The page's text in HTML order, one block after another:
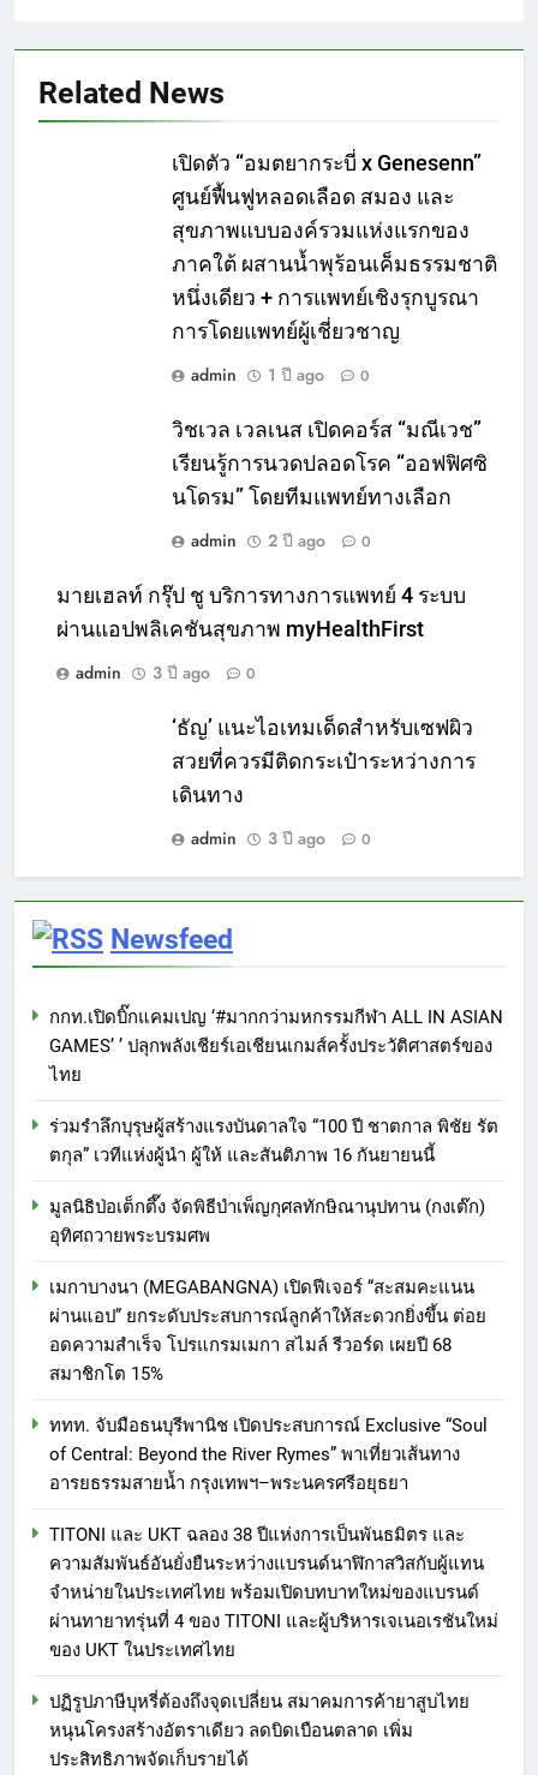
Related News
เปิดตัว “อมตยากระบี่ x Genesenn”
ศูนย์ฟื้นฟูหลอดเลือด สมอง และ
สุขภาพแบบองค์รวมแห่งแรกของ
ภาคใต้ ผสานน้ำพุร้อนเค็มธรรมชาติ
หนึ่งเดียว + การแพทย์เชิงรุกบูรณา
การโดยแพทย์ผู้เชี่ยวชาญ
admin
1 ปี ago 0
วิชเวล เวลเนส เปิดคอร์ส “มณีเวช”
เรียนรู้การนวดปลอดโรค “ออฟฟิศซิ
นโดรม” โดยทีมแพทย์ทางเลือก
admin
2 ปี ago 0
มายเฮลท์ กรุ๊ป ชู บริการทางการแพทย์ 4 ระบบ
ผ่านแอปพลิเคชันสุขภาพ myHealthFirst
admin
3 ปี ago 0
‘ธัญ’ แนะไอเทมเด็ดสำหรับเซฟผิว
สวยที่ควรมีติดกระเป๋าระหว่างการ
เดินทาง
admin
3 ปี ago 0
Newsfeed
กกท.เปิดบิ๊กแคมเปญ ‘#มากกว่ามหกรรมกีฬา ALL IN ASIAN
GAMES’ ’ ปลุกพลังเชียร์เอเชียนเกมส์ครั้งประวัติศาสตร์ของ
ไทย
ร่วมรำลึกบุรุษผู้สร้างแรงบันดาลใจ “100 ปี ชาตกาล พิชัย รัต
ตกุล” เวทีแห่งผู้นำ ผู้ให้ และสันติภาพ 16 กันยายนนี้
มูลนิธิป่อเต็กตึ๊ง จัดพิธีบำเพ็ญกุศลทักษิณานุปทาน (กงเต๊ก)
อุทิศถวายพระบรมศพ
เมกาบางนา (MEGABANGNA) เปิดฟีเจอร์ “สะสมคะแนน
ผ่านแอป” ยกระดับประสบการณ์ลูกค้าให้สะดวกยิ่งขึ้น ต่อย
อดความสำเร็จ โปรแกรมเมกา สไมล์ รีวอร์ด เผยปี 68
สมาชิกโต 15%
ททท. จับมือธนบุรีพานิช เปิดประสบการณ์ Exclusive “Soul
of Central: Beyond the River Rymes” พาเที่ยวเส้นทาง
อารยธรรมสายน้ำ กรุงเทพฯ–พระนครศรีอยุธยา
TITONI และ UKT ฉลอง 38 ปีแห่งการเป็นพันธมิตร และ
ความสัมพันธ์อันยั่งยืนระหว่างแบรนด์นาฬิกาสวิสกับผู้แทน
จำหน่ายในประเทศไทย พร้อมเปิดบทบาทใหม่ของแบรนด์
ผ่านทายาทรุ่นที่ 4 ของ TITONI และผู้บริหารเจเนอเรชันใหม่
ของ UKT ในประเทศไทย
ปฏิรูปภาษีบุหรี่ต้องถึงจุดเปลี่ยน สมาคมการค้ายาสูบไทย
หนุนโครงสร้างอัตราเดียว ลดบิดเบือนตลาด เพิ่ม
ประสิทธิภาพจัดเก็บรายได้